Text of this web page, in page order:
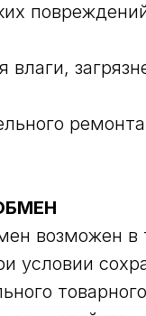
влаги,
возможен в
условии